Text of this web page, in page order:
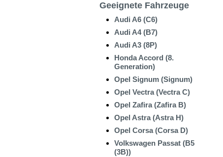
Geeignete Fahrzeuge
Audi A6 (C6)
Audi A4 (B7)
Audi A3 (8P)
Honda Accord (8.
Generation)
Opel Signum (Signum)
Opel Vectra (Vectra C)
Opel Zafira (Zafira B)
Opel Astra (Astra H)
Opel Corsa (Corsa D)
Volkswagen Passat (B5
(3B))